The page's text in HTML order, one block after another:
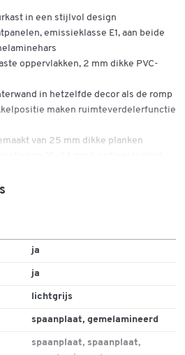
in een stijlvol design
emissieklasse E1, aan beide
oppervlakken, 2 mm dikke PVC-
in hetzelfde decor als de romp
maken ruimteverdelerfunctie
van 25 mm dikke planken
soft-close functie
(0-44 mm)
6 ordnerhoogtes
ja
ja
lichtgrijs
spaanplaat, gemelamineerd
spaanplaat, spaanplaat,